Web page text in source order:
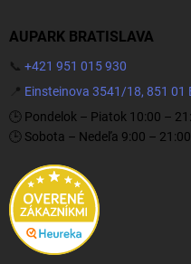
AUPARK BRATISLAVA
📞 +421 951 015 930
📍 Einsteinova 3541/18, 851 01
🕒 Pondelok – Piatok 10:00 –
🕒 Sobota – Nedeľa 9:00 – 21:00